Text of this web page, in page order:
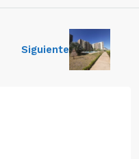
Siguiente